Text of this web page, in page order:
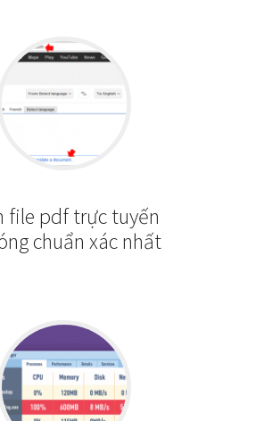
file pdf trực tuyến
chuẩn xác nhất